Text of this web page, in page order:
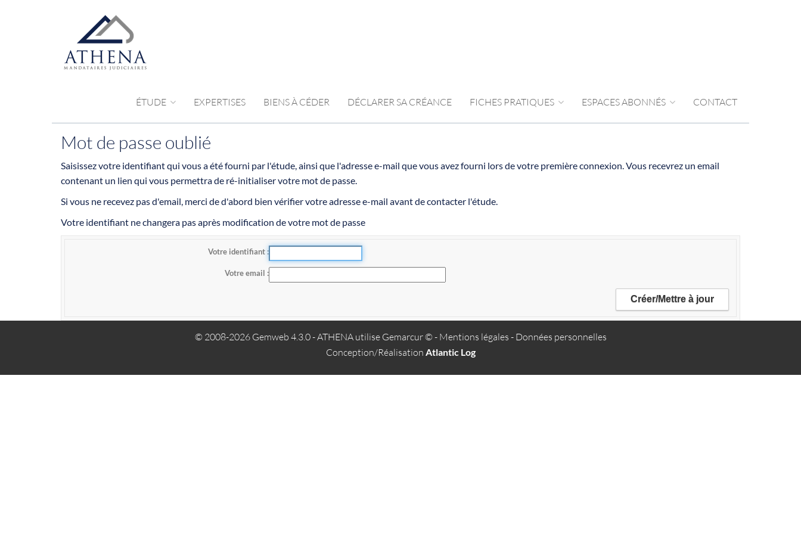
ÉTUDE EXPERTISES BIENS À CÉDER DÉCLARER SA CRÉANCE FICHES PRATIQUES ESPACES ABONNÉS CONTACT
Mot de passe oublié
Saisissez votre identifiant qui vous a été fourni par l'étude, ainsi que l'adresse e-mail que vous avez fourni lors de votre première connexion. Vous recevrez un email
contenant un lien qui vous permettra de ré-initialiser votre mot de passe.
Si vous ne recevez pas d'email, merci de d'abord bien vérifier votre adresse e-mail avant de contacter l'étude.
Votre identifiant ne changera pas après modification de votre mot de passe
Votre identifiant
Votre email
© 2008-2026 Gemweb 4.3.0- ATHENA utilise Gemarcur ©- Mentions légales - Données personnelles
Conception/Réalisation Atlantic Log